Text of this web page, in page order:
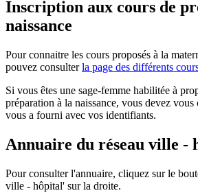
Inscription aux cours de
naissance
Pour connaitre les cours proposés à la
pouvez consulterla page des différents
Si vous êtes une sage-femme habilitée à
préparation à la naissance, vous devez
vous a fourni avec vos identifiants.
Annuaire du réseau ville -
Pour consulter l'annuaire, cliquez sur le
ville - hôpital' sur la droite.